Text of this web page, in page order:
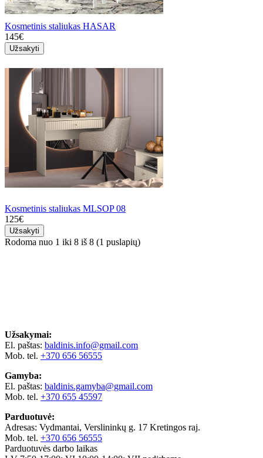
Kosmetinis staliukas HASAR
145€
Užsakyti
Kosmetinis staliukas MLSOP 08
125€
Užsakyti
Rodoma nuo 1 iki 8 iš 8 (1 puslapių)
Užsakymai:
El. paštas: baldinis.info@gmail.com
Mob. tel. +370 656 56555
Gamyba:
El. paštas: baldinis.gamyba@gmail.com
Mob. tel. +370 655 45597
Parduotuvė:
Adresas: Vydmantai, Verslininkų g. 17 Kretingos raj.
Mob. tel. +370 656 56555
Parduotuvės darbo laikas